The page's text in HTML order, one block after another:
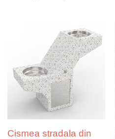
Cismea stradala din